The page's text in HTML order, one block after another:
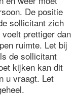
De positie
sollicitant zich
prettiger dan
ruimte. Let bij
de sollicitant
kijken kan dit
u vraagt. Let